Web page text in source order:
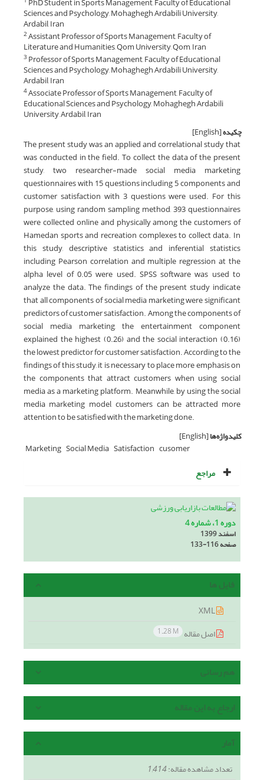
Sciences and Psychology, Mohaghegh Ardabili University,
Ardabil, Iran
2Assistant Professor of Sports Management, Faculty of
Literature and Humanities, Qom University, Qom, Iran
3 Professor of Sports Management, Faculty of Educational
Sciences and Psychology, Mohaghegh Ardabili University,
Ardabil, Iran
4Associate Professor of Sports Management, Faculty of
Educational Sciences and Psychology, Mohaghegh Ardabili
University, Ardabil, Iran
چکیده[English]
The present study was an applied and correlational study that
was conducted in the field. To collect the data of the present
study, two researcher-made social media marketing
questionnaires with 15 questions including 5 components and
customer satisfaction with 3 questions were used. For this
purpose, using random sampling method, 393 questionnaires
were collected online and physically among the customers of
Hamedan sports and recreation complexes to collect data. In
this study, descriptive statistics and inferential statistics
including Pearson correlation and multiple regression at the
alpha level of 0.05 were used. SPSS software was used to
analyze the data. The findings of the present study indicate
that all components of social media marketing were significant
predictors of customer satisfaction. Among the components of
social media marketing, the entertainment component
explained the highest (0.26) and the social interaction (0.16)
the lowest predictor for customer satisfaction. According to the
findings of this study, it is necessary to place more emphasis on
the components that attract customers when using social
media as a marketing platform. Meanwhile, by using the social
media marketing model, customers can be attracted more
attention to be satisfied with the marketing done.
کلیدواژه‌ها[English]
Marketing Social Media Satisfaction cusomer
مراجع
دوره 1، شماره 4
اسفند 1399
صفحه133-116
فایل ها
اصل مقاله 1.28 M
هم رسانی
ارجاع به این مقاله
آمار
تعداد مشاهده مقاله:1,414